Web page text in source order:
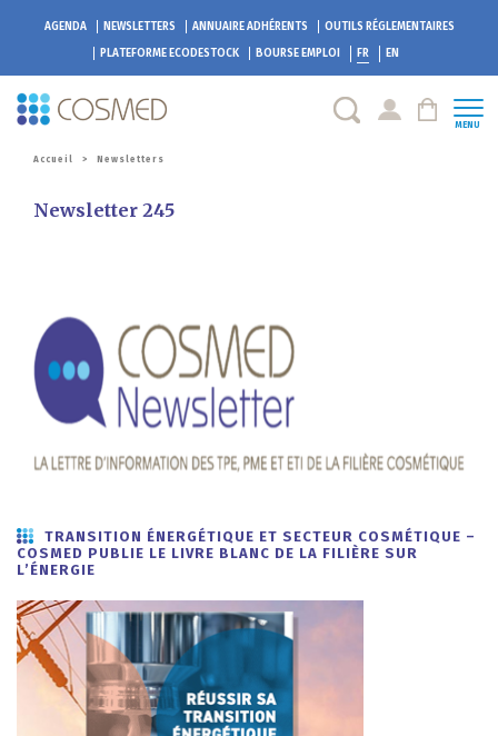
AGENDA NEWSLETTERS ANNUAIRE ADHÉRENTS
OUTILS RÉGLEMENTAIRES
PLATEFORME ECODESTOCK BOURSE EMPLOI FR EN
MENU
Accueil > Newsletters
Newsletter 245
TRANSITION ÉNERGÉTIQUE ET SECTEUR COSMÉTIQUE –
COSMED PUBLIE LE LIVRE BLANC DE LA FILIÈRE SUR
L’ÉNERGIE